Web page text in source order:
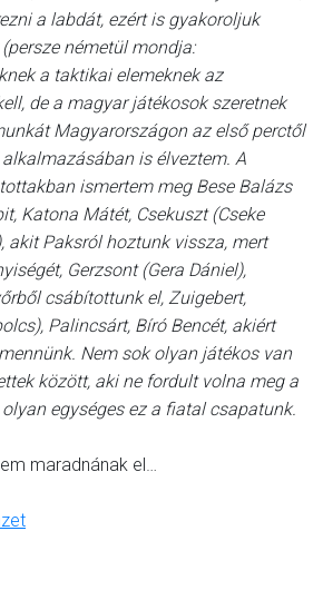
a labdát, ezért is gyakoroljuk
németül mondja:
a taktikai elemeknek az
de a magyar játékosok szeretnek
Magyarországon az első perctől
is élveztem. A
ismertem meg Bese Balázs
Katona Mátét, Csekuszt (Cseke
akit Paksról hoztunk vissza, mert
Gerzsont (Gera Dániel),
csábítottunk el, Zuigebert,
Palincsárt, Bíró Bencét, akiért
Nem sok olyan játékos van
között, aki ne fordult volna meg a
egységes ez a fiatal csapatunk.
maradnának el…